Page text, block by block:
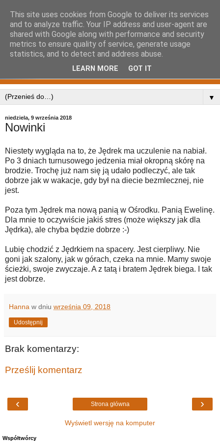
▼
niedziela, 9 września 2018
Nowinki
Niestety wygląda na to, że Jędrek ma uczulenie na nabiał.
Po 3 dniach turnusowego jedzenia miał okropną skórę na
brodzie. Trochę już nam się ją udało podleczyć, ale tak
dobrze jak w wakacje, gdy był na diecie bezmlecznej, nie
jest.
Poza tym Jędrek ma nową panią w Ośrodku. Panią Ewelinę.
Dla mnie to oczywiście jakiś stres (może większy jak dla
Jędrka), ale chyba będzie dobrze :-)
Lubię chodzić z Jędrkiem na spacery. Jest cierpliwy. Nie
goni jak szalony, jak w górach, czeka na mnie. Mamy swoje
ścieżki, swoje zwyczaje. A z tatą i bratem Jędrek biega. I tak
jest dobrze.
Hanna w dniu września 09, 2018
Udostępnij
Brak komentarzy:
Prześlij komentarz
‹ ›
Strona główna
Wyświetl wersję na komputer
Współtwórcy
This site uses cookies from Google to deliver its services
and to analyze traffic. Your IP address and user-agent are
shared with Google along with performance and security
metrics to ensure quality of service, generate usage
statistics, and to detect and address abuse.
LEARN MORE GOT IT